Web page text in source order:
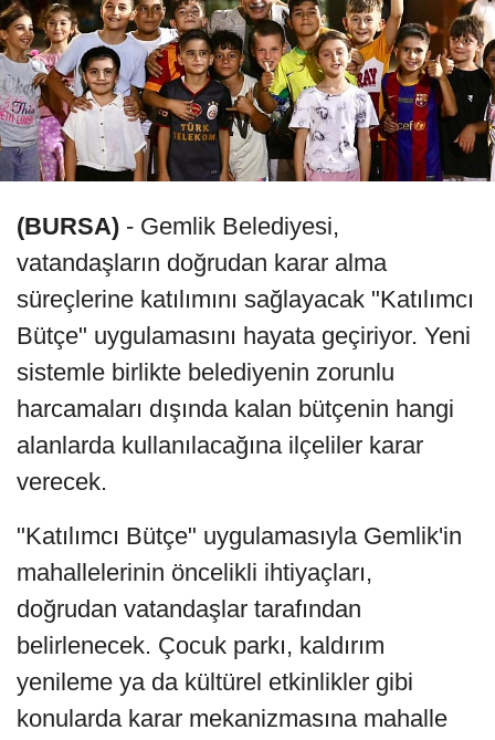
(BURSA) - Gemlik Belediyesi,
vatandaşların doğrudan karar alma
süreçlerine katılımını sağlayacak "Katılımcı
Bütçe" uygulamasını hayata geçiriyor. Yeni
sistemle birlikte belediyenin zorunlu
harcamaları dışında kalan bütçenin hangi
alanlarda kullanılacağına ilçeliler karar
verecek.
"Katılımcı Bütçe" uygulamasıyla Gemlik'in
mahallelerinin öncelikli ihtiyaçları,
doğrudan vatandaşlar tarafından
belirlenecek. Çocuk parkı, kaldırım
yenileme ya da kültürel etkinlikler gibi
konularda karar mekanizmasına mahalle